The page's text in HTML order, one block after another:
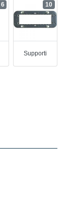
6
Supporti
10